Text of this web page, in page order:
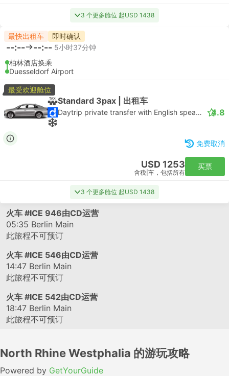
3 个更多舱位 起USD 1438
最快出租车 即时确认
--:-- --:-- 5小时37分钟
柏林酒店换乘
Duesseldorf Airport
最受欢迎舱位
Standard 3pax | 出租车
Daytrip private transfer with English speaking driver 4.8
免费取消
USD 1253
含税 车，包括所有
买票
3 个更多舱位 起USD 1438
火车 #ICE 946由CD运营
05:35 Berlin Main
此旅程不可预订
火车 #ICE 546由CD运营
14:47 Berlin Main
此旅程不可预订
火车 #ICE 542由CD运营
18:47 Berlin Main
此旅程不可预订
North Rhine Westphalia 的游玩攻略
Powered by GetYourGuide